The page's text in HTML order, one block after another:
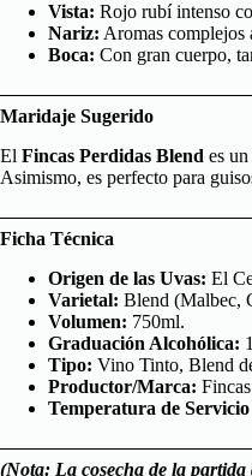
Vista: Rojo rubí intenso
Nariz: Aromas complejos
Boca: Con gran cuerpo,
Maridaje Sugerido
El Fincas Perdidas Blend es
Asimismo, es perfecto para
Ficha Técnica
Origen de las Uvas: El
Varietal: Blend (Malbec,
Volumen: 750ml.
Graduación Alcohólica:
Tipo: Vino Tinto, Blend
Productor/Marca:
Temperatura de
(Nota: La cosecha de la partida